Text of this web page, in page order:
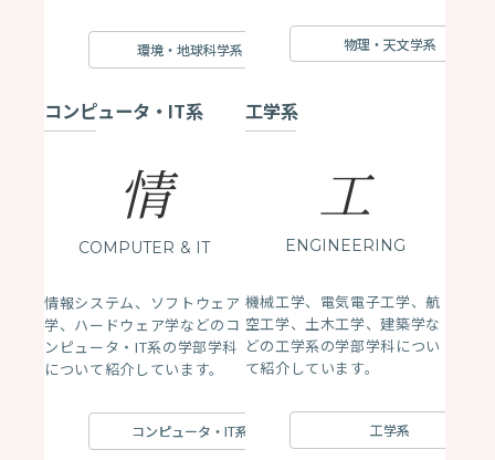
環境・地球科学系 物理・天文学系
コンピュータ・IT系
情
COMPUTER & IT
情報システム、ソフトウェア
学、ハードウェア学などのコ
ンピュータ・IT系の学部学科
について紹介しています。
コンピュータ・IT系
工学系
工
ENGINEERING
機械工学、電気電子工学、航
空工学、土木工学、建築学な
どの工学系の学部学科につい
て紹介しています。
工学系